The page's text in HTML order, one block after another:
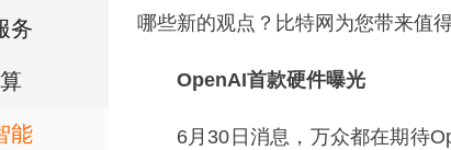
务
能
哪些新的观点？比特网为您带来值
OpenAI首款硬件曝光
6月30日消息，万众都在期待